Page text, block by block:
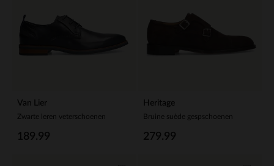
Van Lier
Zwarte leren veterschoenen
189.99
Heritage
Bruine suède gespschoenen
279.99